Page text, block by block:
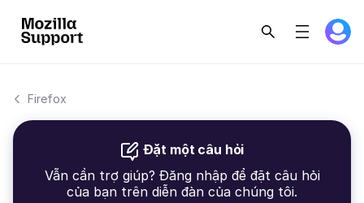
Firefox
Đặt một câu hỏi
Vẫn cần trợ giúp? Đăng nhập để đặt câu hỏi
của bạn trên diễn đàn của chúng tôi.